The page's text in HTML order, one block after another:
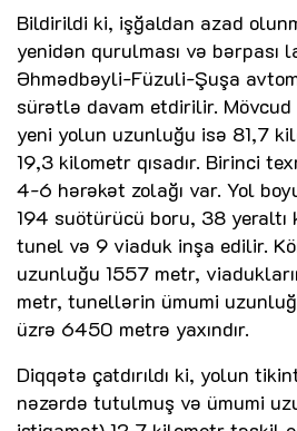
Bildirildi ki, işğaldan azad
yenidən qurulması və bərpası
Əhmədbəyli-Füzuli-Şuşa
sürətlə davam etdirilir. Mövcud
yeni yolun uzunluğu isə 81,7
19,3 kilometr qısadır. Birinci
4-6 hərəkət zolağı var. Yol
194 suötürücü boru, 38 yeraltı
tunel və 9 viaduk inşa edilir.
uzunluğu 1557 metr,
metr, tunellərin ümumi
üzrə 6450 metrə yaxındır.
Diqqətə çatdırıldı ki, yolun
nəzərdə tutulmuş və ümumi